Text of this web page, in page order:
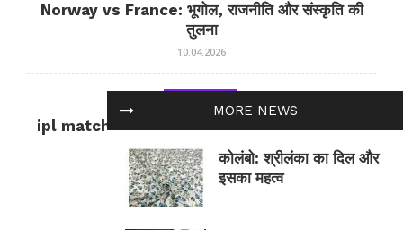
MORE NEWS
कोलंबो: श्रीलंका का दिल और
इसका महत्व
Norway vs France: भूगोल, राजनीति और संस्कृति की
तुलना
10.04.2026
ipl match tomorrow: कल का IPL मैच — जानकारी
और सलाह
10.04.2026